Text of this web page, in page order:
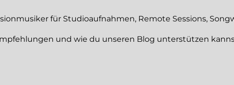
für Studioaufnahmen, Remote Sessions,
und wie du unseren Blog unterstützen